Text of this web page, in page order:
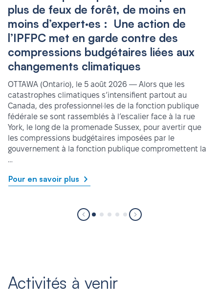
plus de feux de forêt, de moins en
moins d’expert·es : Une action de
l’IPFPC met en garde contre des
compressions budgétaires liées aux
changements climatiques
OTTAWA (Ontario), le 5 août 2026 — Alors que les
catastrophes climatiques s’intensifient partout au
Canada, des professionnel·les de la fonction publique
fédérale se sont rassemblés à l’escalier face à la rue
York, le long de la promenade Sussex, pour avertir que
les compressions budgétaires imposées par le
gouvernement à la fonction publique compromettent la
…
Pour en savoir plus
Activités à venir